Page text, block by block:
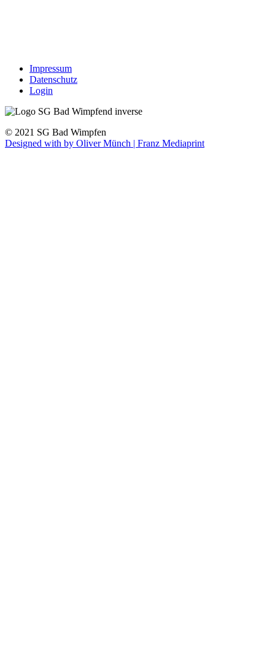
Impressum
Datenschutz
Login
© 2021 SG Bad Wimpfen
Designed with by Oliver Münch | Franz Mediaprint